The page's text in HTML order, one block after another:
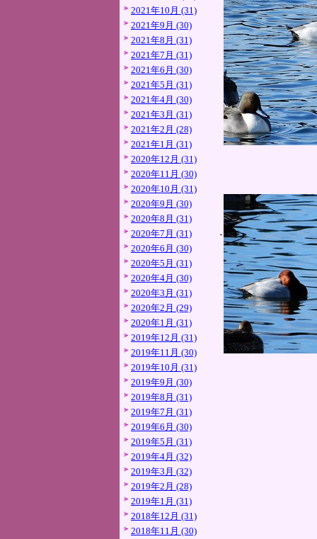
2021年10月 (31)
2021年9月 (30)
2021年8月 (31)
2021年7月 (31)
2021年6月 (30)
2021年5月 (31)
2021年4月 (30)
2021年3月 (31)
2021年2月 (28)
2021年1月 (31)
2020年12月 (31)
2020年11月 (30)
2020年10月 (31)
2020年9月 (30)
2020年8月 (31)
2020年7月 (31)
2020年6月 (30)
2020年5月 (31)
2020年4月 (30)
2020年3月 (31)
2020年2月 (29)
2020年1月 (31)
2019年12月 (31)
2019年11月 (30)
2019年10月 (31)
2019年9月 (30)
2019年8月 (31)
2019年7月 (31)
2019年6月 (30)
2019年5月 (31)
2019年4月 (32)
2019年3月 (32)
2019年2月 (28)
2019年1月 (31)
2018年12月 (31)
2018年11月 (30)